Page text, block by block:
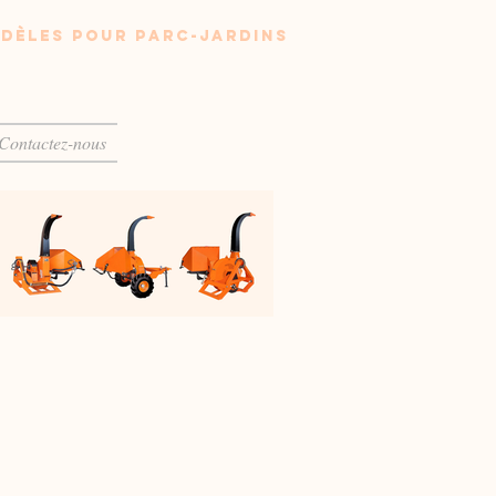
pour parc-jardins
nous